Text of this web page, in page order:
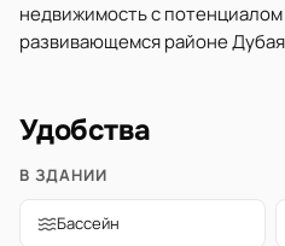
недвижимость с
развивающемся районе
Удобства
В ЗДАНИИ
Бассейн